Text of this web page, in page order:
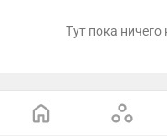
Тут пока ничего